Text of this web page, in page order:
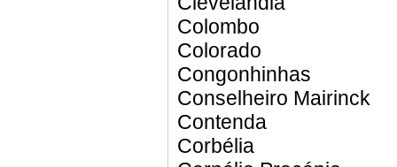
Colombo
Colorado
Congonhinhas
Conselheiro Mairinck
Contenda
Corbélia